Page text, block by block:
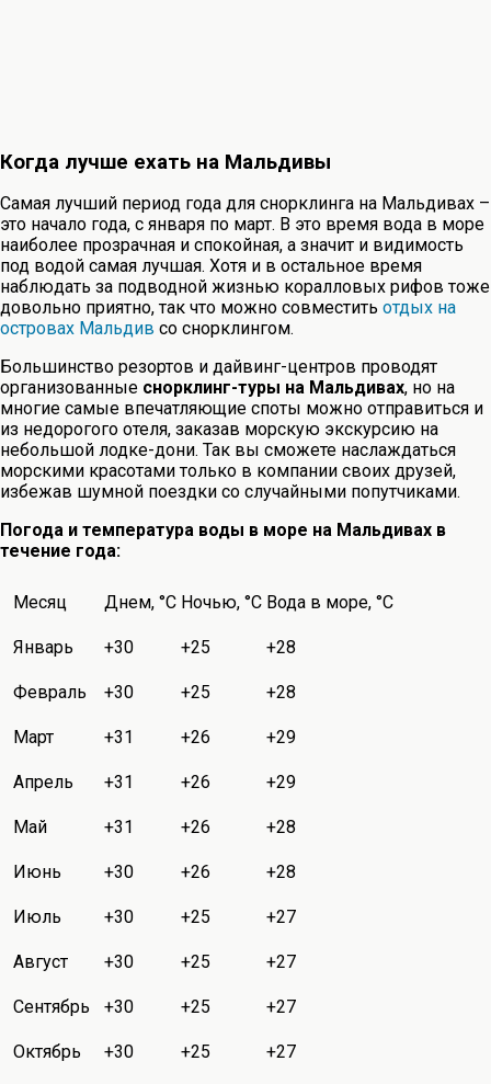
Когда лучше ехать на Мальдивы
Самая лучший период года для снорклинга на Мальдивах –
это начало года, с января по март. В это время вода в море
наиболее прозрачная и спокойная, а значит и видимость
под водой самая лучшая. Хотя и в остальное время
наблюдать за подводной жизнью коралловых рифов тоже
довольно приятно, так что можно совместить отдых на
островах Мальдив со снорклингом.
Большинство резортов и дайвинг-центров проводят
организованные снорклинг-туры на Мальдивах, но на
многие самые впечатляющие споты можно отправиться и
из недорогого отеля, заказав морскую экскурсию на
небольшой лодке-дони. Так вы сможете наслаждаться
морскими красотами только в компании своих друзей,
избежав шумной поездки со случайными попутчиками.
Погода и температура воды в море на Мальдивах в
течение года:
Месяц Днем, °С Ночью, °С Вода в море, °С
Январь +30 +25 +28
Февраль +30 +25 +28
Март +31 +26 +29
Апрель +31 +26 +29
Май +31 +26 +28
Июнь +30 +26 +28
Июль +30 +25 +27
Август +30 +25 +27
Сентябрь +30 +25 +27
Октябрь +30 +25 +27